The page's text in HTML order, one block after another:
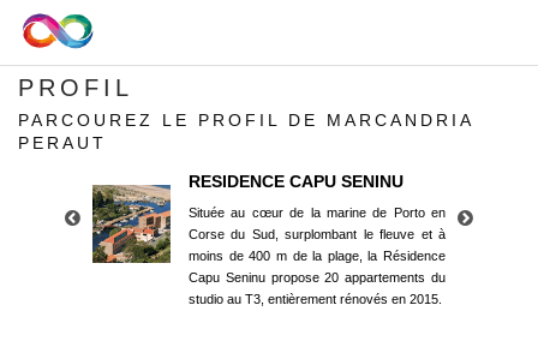
PROFIL
PARCOUREZ LE PROFIL DE MARCANDRIA
PERAUT
RESIDENCE CAPU SENINU
Située au cœur de la marine de Porto en
Corse du Sud, surplombant le fleuve et à
moins de 400 m de la plage, la Résidence
Capu Seninu propose 20 appartements du
studio au T3, entièrement rénovés en 2015.